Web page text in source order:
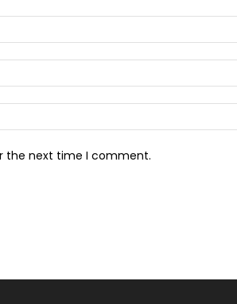
the next time I comment.